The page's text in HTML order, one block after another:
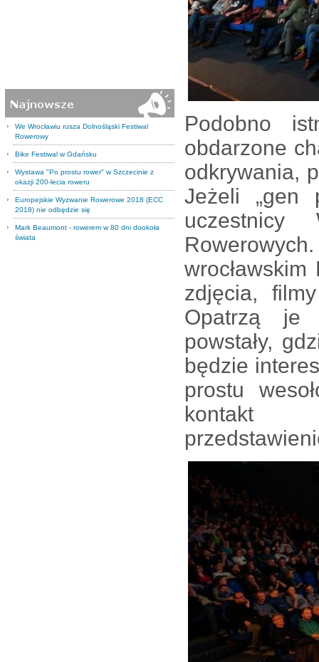
We Wrocławiu rusza Dolnośląski Festiwal
Rowerowy
Bike Festiwal w Gdańsku
Wystawa "Po prostu rower" w Szczecinie z
okazji 200-lecia roweru
Europejskie Wyzwanie Rowerowe 2018 (ECC
2018) nie odbędzie się
Mark Beaumont - rowerem w 80 dni dookoła
świata
Podobno
obdarzone
odkrywania,
Jeżeli „gen
uczestnicy
zdjęcia,
Opatrzą je
powstały,
będzie
prostu
kontakt